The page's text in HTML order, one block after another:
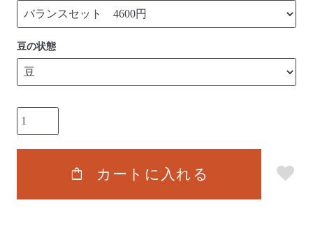
豆の状態
shopping_bag カートに入れる